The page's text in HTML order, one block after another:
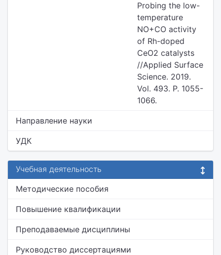
Probing the low-
temperature
NO+CO activity
of Rh-doped
CeO2 catalysts
//Applied Surface
Science. 2019.
Vol. 493. P. 1055-
1066.
Направление науки
УДК
Учебная деятельность
Методические пособия
Повышение квалификации
Преподаваемые дисциплины
Руководство диссертациями